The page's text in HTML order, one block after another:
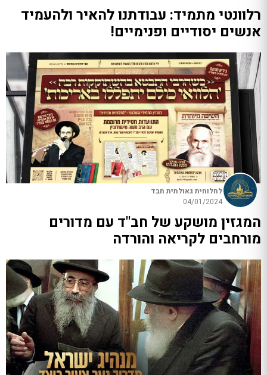
רלוונטי מתמיד: עבודתנו להאיר ולהעמיד
אנשים יסודיים ופנימיים!
לחלוחית גאולתית חבד
04/01/2024
המגזין מושקע של חב"ד עם מדורים
מורחבים לקריאה והורדה